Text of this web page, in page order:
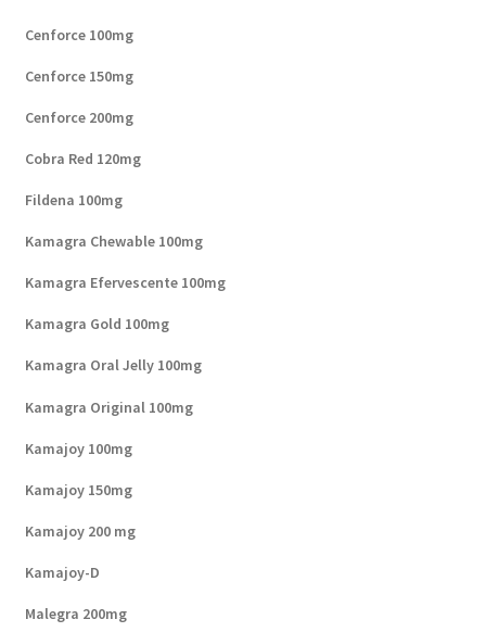
Cenforce 100mg
Cenforce 150mg
Cenforce 200mg
Cobra Red 120mg
Fildena 100mg
Kamagra Chewable 100mg
Kamagra Efervescente 100mg
Kamagra Gold 100mg
Kamagra Oral Jelly 100mg
Kamagra Original 100mg
Kamajoy 100mg
Kamajoy 150mg
Kamajoy 200 mg
Kamajoy-D
Malegra 200mg